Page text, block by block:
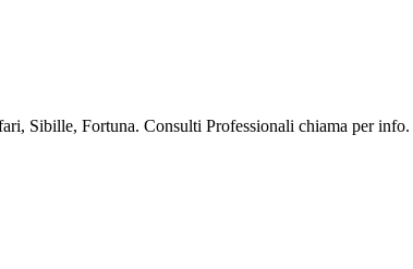
Sibille, Fortuna. Consulti Professionali chiama per info.